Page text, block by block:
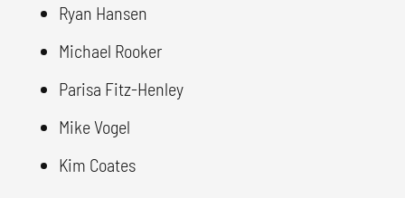
Ryan Hansen
Michael Rooker
Parisa Fitz-Henley
Mike Vogel
Kim Coates